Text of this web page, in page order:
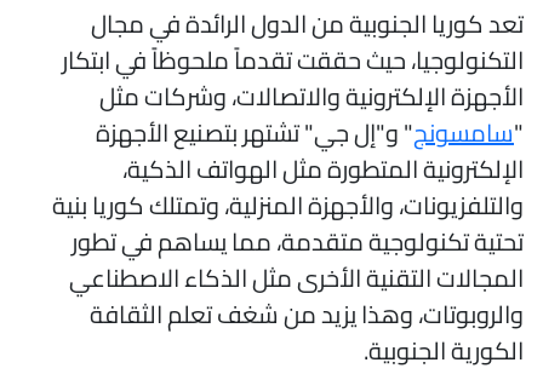
كوريا الجنوبية من الدول الرائدة في مجال
حيث حققت تقدماً ملحوظاً في ابتكار
الإلكترونية والاتصالات، وشركات مثل
سامسونج" و"إل جي" تشتهر بتصنيع الأجهزة
المتطورة مثل الهواتف الذكية،
والأجهزة المنزلية، وتمتلك كوريا بنية
تكنولوجية متقدمة، مما يساهم في تطور
التقنية الأخرى مثل الذكاء الاصطناعي
وهذا يزيد من شغف تعلم الثقافة
الجنوبية.